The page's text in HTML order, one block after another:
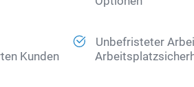
Kunden
Unbefristeter